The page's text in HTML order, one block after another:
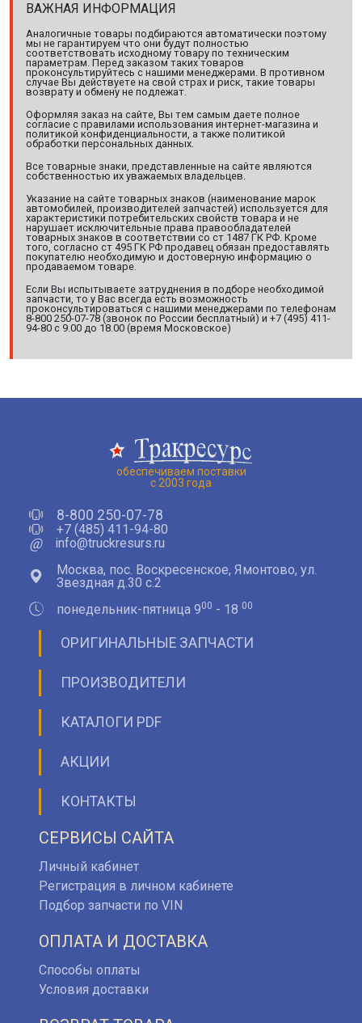
ВАЖНАЯ ИНФОРМАЦИЯ
Аналогичные товары подбираются автоматически поэтому
мы не гарантируем что они будут полностью
соответствовать исходному товару по техническим
параметрам. Перед заказом таких товаров
проконсультируйтесь с нашими менеджерами. В противном
случае Вы действуете на свой страх и риск, такие товары
возврату и обмену не подлежат.
Оформляя заказ на сайте, Вы тем самым даете полное
согласие с правилами использования интернет-магазина и
политикой конфиденциальности, а также политикой
обработки персональных данных.
Все товарные знаки, представленные на сайте являются
собственностью их уважаемых владельцев.
Указание на сайте товарных знаков (наименование марок
автомобилей, производителей запчастей) используется для
характеристики потребительских свойств товара и не
нарушает исключительные права правообладателей
товарных знаков в соответствии со ст 1487 ГК РФ. Кроме
того, согласно ст 495 ГК РФ продавец обязан предоставлять
покупателю необходимую и достоверную информацию о
продаваемом товаре.
Если Вы испытываете затруднения в подборе необходимой
запчасти, то у Вас всегда есть возможность
проконсультироваться с нашими менеджерами по телефонам
8-800 250-07-78 (звонок по России бесплатный) и +7 (495) 411-
94-80 с 9.00 до 18.00 (время Московское)
обеспечиваем поставки
с 2003 года
8-800 250-07-78
+7 (485) 411-94-80
@
info@truckresurs.ru
Москва, пос. Воскресенское, Ямонтово, ул.
Звездная д.30 с.2
понедельник-пятница 900 - 18 00
ОРИГИНАЛЬНЫЕ ЗАПЧАСТИ
ПРОИЗВОДИТЕЛИ
КАТАЛОГИ PDF
АКЦИИ
КОНТАКТЫ
СЕРВИСЫ САЙТА
Личный кабинет
Регистрация в личном кабинете
Подбор запчасти по VIN
ОПЛАТА И ДОСТАВКА
Способы оплаты
Условия доставки